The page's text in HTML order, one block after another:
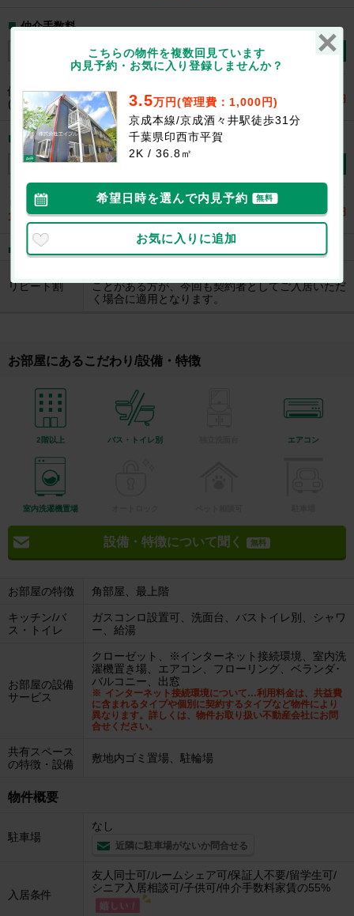
仲介手数料
仲介手数料無料
仲介手数料半月
仲介手数料は家賃の半月分
(税込0.55か月分) 適用で
円
適用割引
女子割
リピート割適用で仲介手数料が更に
10%OFF
17,325 円
割引条件
リピート割
ことがある方が、今回も契約者としてご入居いただ
く場合に適用となります。
お部屋にあるこだわり/設備・特徴
2階以上 バス・トイレ別 エアコン
室内洗濯機置場
設備・特徴について聞く 無料
お部屋の特徴 角部屋、最上階
キッチン/バ
ス・トイレ
ガスコンロ設置可、洗面台、バストイレ別、シャワ
ー、給湯
お部屋の設備
サービス
クローゼット、※インターネット接続環境、室内洗
濯機置き場、エアコン、フローリング、ベランダ･
バルコニー、出窓
インターネット接続環境について…利用料金は、共益費
に含まれるタイプや個別に契約するタイプなど物件により
異なります。詳しくは、物件お取り扱い不動産会社にお問
合せください。
共有スペース
の特徴・設備
敷地内ゴミ置場、駐輪場
物件概要
駐車場
なし
近隣に駐車場がないか問合せる
入居条件
友人同士可/ルームシェア可/保証人不要/留学生可/
シニア入居相談可/子供可/仲介手数料家賃の55%
こちらの物件を複数回見ています
内見予約・お気に入り登録しませんか？
3.5万円(管理費：1,000円)
京成本線/京成酒々井駅徒歩31分
千葉県印西市平賀
2K / 36.8㎡
希望日時を選んで内見予約 無料
お気に入りに追加